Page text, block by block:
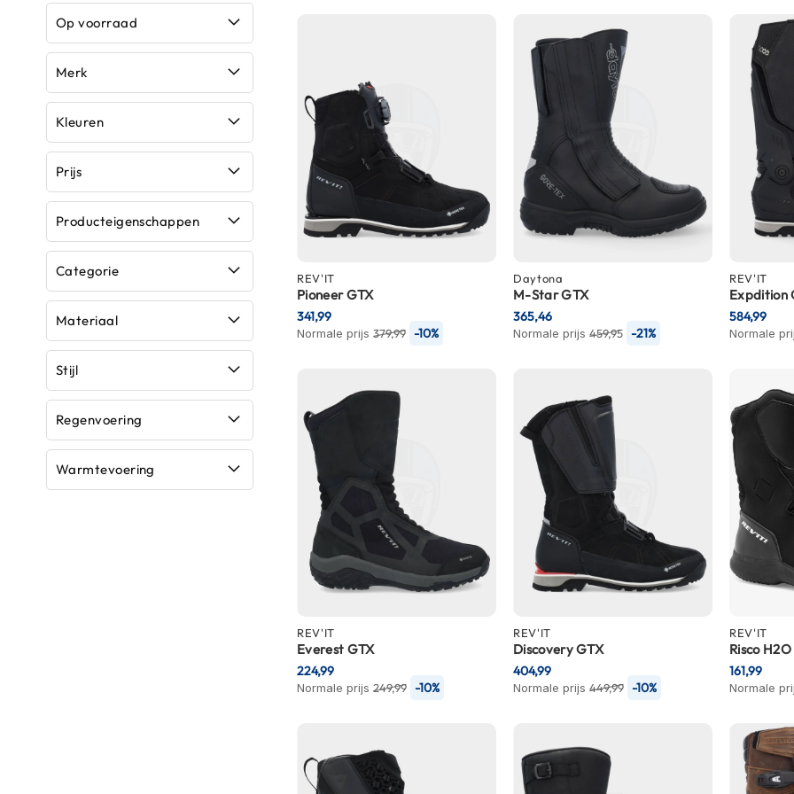
helmen
Retro
helmen
motorhelmen
back
Heren
motorhelmen
Dames
motorhelmen
Kinder
motorhelmen
Scooterhelmen
Boxer
helmen
Fashion
helmen
REV'IT
Pioneer GTX
Normale prijs 379,99 -10%
341,99
Daytona
M-Star GTX
Normale prijs 459,95 -21%
365,46
REV'IT
Expdition
Normale
584,99
REV'IT
Everest GTX
Normale prijs 249,99 -10%
224,99
REV'IT
Discovery GTX
Normale prijs 449,99 -10%
404,99
REV'IT
Risco H2O
Normale
161,99
Op voorraad
Merk
Kleuren
Prijs
Producteigenschappen
Categorie
Materiaal
Stijl
Regenvoering
Warmtevoering